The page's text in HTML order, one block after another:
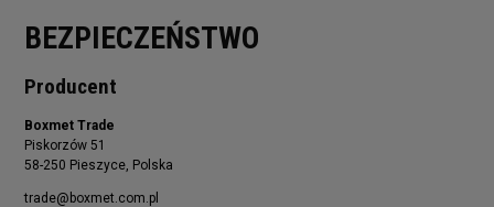
BEZPIECZEŃSTWO
Producent
Boxmet Trade
Piskorzów 51
58-250 Pieszyce, Polska
trade@boxmet.com.pl